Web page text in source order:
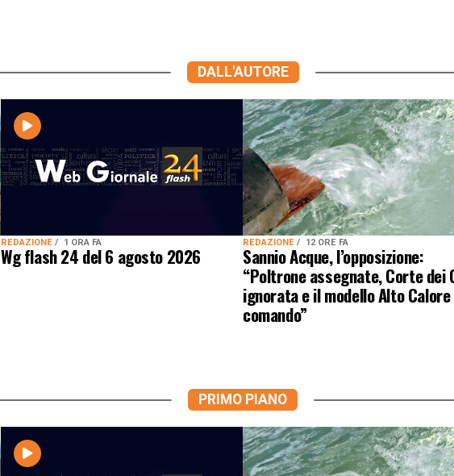
DALL'AUTORE
REDAZIONE 1 ORA FA
Wg flash 24 del 6 agosto 2026
REDAZIONE 12 ORE FA
Sannio Acque, l’opposizione:
“Poltrone assegnate, Corte dei
ignorata e il modello Alto
comando”
PRIMO PIANO